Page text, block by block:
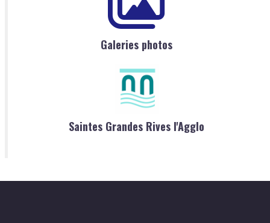
Galeries photos
Saintes Grandes Rives l'Agglo